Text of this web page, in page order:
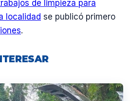
de limpieza para
localidad se publicó primero
.